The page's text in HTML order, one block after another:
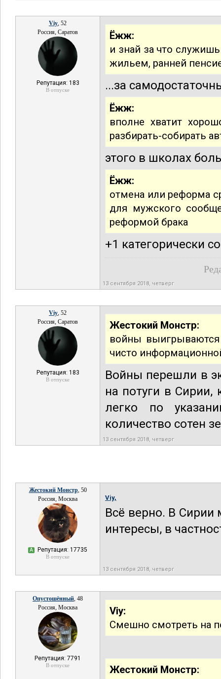
Viy, 52
Россия, Саратов
Репутация: 183
В отпуске
Ёжж:
и знай за что
жильем, ранней
...за
Ёжж:
вполне хватит
разбирать-собирать
этого в школах
Ёжж:
отмена или реформа
для мужского
реформой брака
+1 категорически
13 сентября 2018, четверг
Viy, 52
Россия, Саратов
Репутация: 183
В отпуске
Жестокий Монстр:
войны
чисто
Войны перешли в
на потуги в Сирии,
легко по
количество сотен
13 сентября 2018, четверг
Жестокий Монстр, 50
Россия, Москва
А Репутация: 17735
В отпуске
Viy,
Всё верно. В Сирии
интересы, в
13 сентября 2018, четверг
Опустошённый, 48
Россия, Москва
Репутация: 7791
В отпуске
Viy:
Смешно смотреть на
Жестокий Монстр: